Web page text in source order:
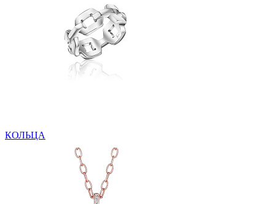
КОЛЬЦА